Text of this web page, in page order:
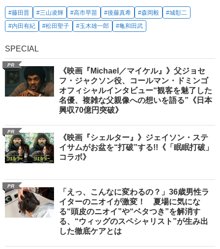
#藤田晋 #三山凌輝 #高市早苗 #後藤真希 #森岡毅
#城彰二
#内田有紀
#松田聖子 #玉木雄一郎 #亀和田武
SPECIAL
PR
《映画『Michael／マイケル』》父ジョセ
フ・ジャクソン役、コールマン・ドミンゴ
オフィシャルインタビュー“観客を魅了した
名優、複雑な父親像への想いを語る”《日本
興収70億円突破》
PR
《映画『シェルター』》ジェイソン・ステ
イサムがお盆を“打破”する!!《「眠眠打破」
コラボ》
PR
「えっ、こんなに変わるの？」36歳男性ラ
イターのニオイが激変！ 夏場に気にな
る“頭皮のニオイ”や“ベタつき”を解消す
る、“ウィッグのスペシャリスト”が生み出
した徹底ケアとは